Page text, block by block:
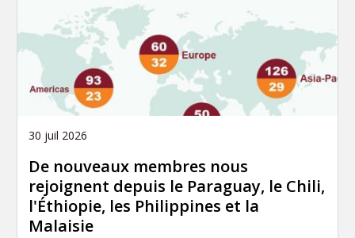
30 juil 2026
De nouveaux membres nous
rejoignent depuis le Paraguay, le Chili,
l'Éthiopie, les Philippines et la
Malaisie